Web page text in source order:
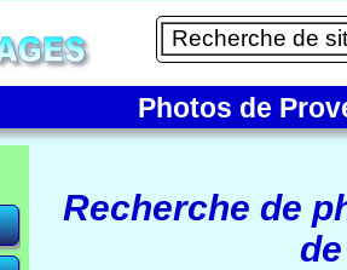
Photos de
Recherche de